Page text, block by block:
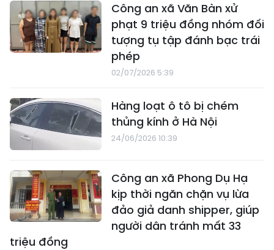
Công an xã Văn Bàn xử
phạt 9 triệu đồng nhóm đối
tượng tụ tập đánh bạc trái
phép
02/07/2026 5:39
Hàng loạt ô tô bị chém
thủng kính ở Hà Nội
24/06/2026 10:39
Công an xã Phong Dụ Hạ
kịp thời ngăn chặn vụ lừa
đảo giả danh shipper, giúp
người dân tránh mất 33
triệu đồng